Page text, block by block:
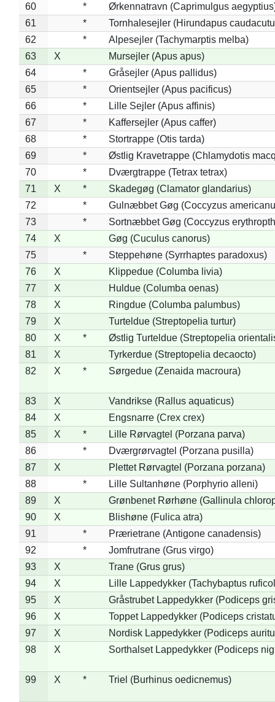
60
*
Ørkennatravn (Caprimulgus
61
*
Tornhalesejler (Hirundapus
62
*
Alpesejler (Tachymarptis melba)
63
X
Mursejler (Apus apus)
64
*
Gråsejler (Apus pallidus)
65
*
Orientsejler (Apus pacificus)
66
*
Lille Sejler (Apus affinis)
67
*
Kaffersejler (Apus caffer)
68
*
Stortrappe (Otis tarda)
69
*
Østlig Kravetrappe (Chlamydotis
70
*
Dværgtrappe (Tetrax tetrax)
71
X *
Skadegøg (Clamator glandarius)
72
*
Gulnæbbet Gøg (Coccyzus
73
*
Sortnæbbet Gøg (Coccyzus
74
X
Gøg (Cuculus canorus)
75
*
Steppehøne (Syrrhaptes paradoxus)
76
X
Klippedue (Columba livia)
77
X
Huldue (Columba oenas)
78
X
Ringdue (Columba palumbus)
79
X
Turteldue (Streptopelia turtur)
80
X *
Østlig Turteldue (Streptopelia
81
X
Tyrkerdue (Streptopelia decaocto)
82
X * Sørgedue (Zenaida macroura)
83 X
Vandrikse (Rallus aquaticus)
84
X
Engsnarre (Crex crex)
85
X *
Lille Rørvagtel (Porzana parva)
86
*
Dværgrørvagtel (Porzana pusilla)
87
X
Plettet Rørvagtel (Porzana porzana)
88
*
Lille Sultanhøne (Porphyrio alleni)
89
X
Grønbenet Rørhøne (Gallinula
90
X
Blishøne (Fulica atra)
91
*
Prærietrane (Antigone canadensis)
92
*
Jomfrutrane (Grus virgo)
93
X
Trane (Grus grus)
94
X
Lille Lappedykker (Tachybaptus
95
X
Gråstrubet Lappedykker (Podiceps
96
X
Toppet Lappedykker (Podiceps
97
X
Nordisk Lappedykker (Podiceps
98
X Sorthalset Lappedykker (Podiceps
99 X * Triel (Burhinus oedicnemus)